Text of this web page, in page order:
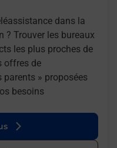
dans la
? Trouver les bureaux
les plus proches de
offres de
parents » proposées
besoins